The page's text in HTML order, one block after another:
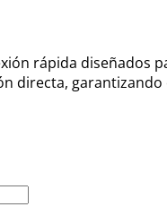
rápida diseñados
directa,